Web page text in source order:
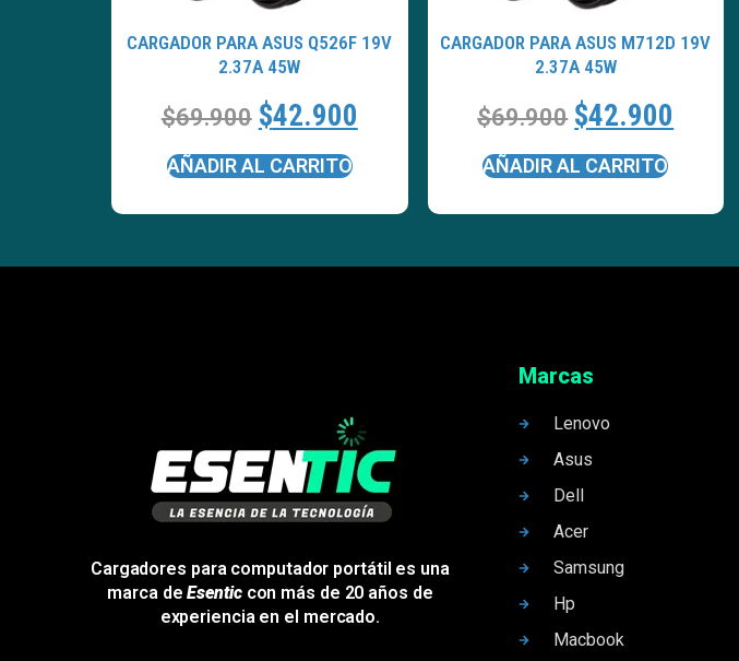
CARGADOR PARA ASUS Q526F 19V
2.37A 45W
$69.900 $42.900
AÑADIR AL CARRITO
CARGADOR PARA ASUS M712D 19V
2.37A 45W
$69.900 $42.900
AÑADIR AL CARRITO
Cargadores para computador portátil es una
marca deEsenticcon más de 20 años de
experiencia en el mercado.
Marcas
Lenovo
Asus
Dell
Acer
Samsung
Hp
Macbook